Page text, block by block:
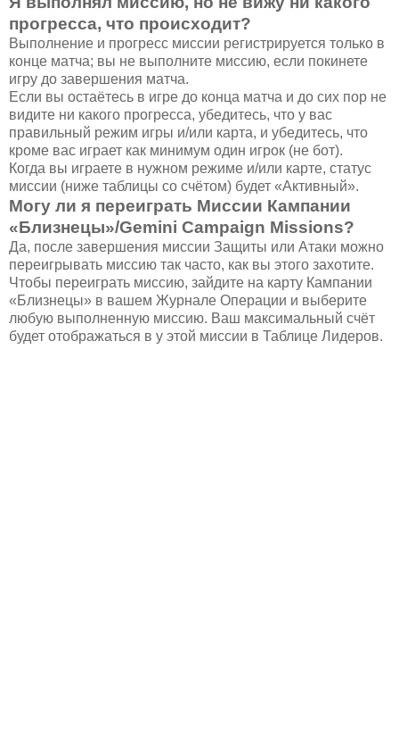
прогресса, что происходит?
Выполнение и прогресс миссии регистрируется только в
конце матча; вы не выполните миссию, если покинете
игру до завершения матча.
Если вы остаётесь в игре до конца матча и до сих пор не
видите ни какого прогресса, убедитесь, что у вас
правильный режим игры и/или карта, и убедитесь, что
кроме вас играет как минимум один игрок (не бот).
Когда вы играете в нужном режиме и/или карте, статус
миссии (ниже таблицы со счётом) будет «Активный».
Могу ли я переиграть Миссии Кампании
«Близнецы»/Gemini Campaign Missions?
Да, после завершения миссии Защиты или Атаки можно
переигрывать миссию так часто, как вы этого захотите.
Чтобы переиграть миссию, зайдите на карту Кампании
«Близнецы» в вашем Журнале Операции и выберите
любую выполненную миссию. Ваш максимальный счёт
будет отображаться в у этой миссии в Таблице Лидеров.